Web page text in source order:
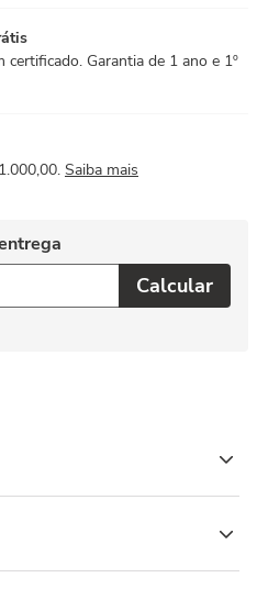
Garantia de 1 ano e 1º
Saiba mais